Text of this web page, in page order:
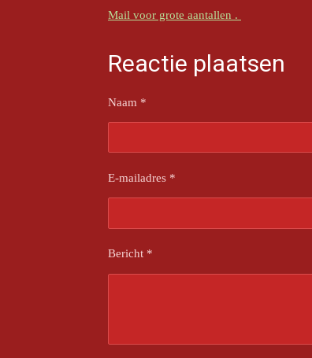
Mail voor grote aantallen .
Reactie plaatsen
Naam *
E-mailadres *
Bericht *